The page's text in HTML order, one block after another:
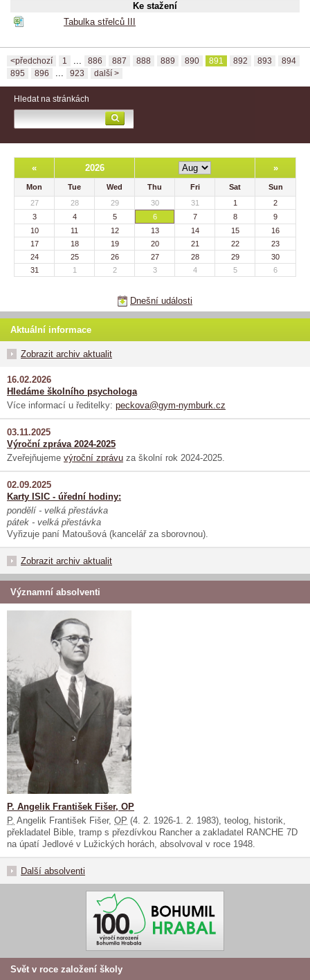
Ke stažení
Tabulka střelců III
<předchozí 1 ... 886 887 888 889 890 891 892 893
894
895
896 ... 923 další >
Hledat na stránkách
« 2026 »
Mon Tue Wed Thu Fri Sat
Sun
27
28 29 30 31 1
2
3
4 5 6 7 8
9
10
11 12 13 14 15
16
17
18 19 20 21 22
23
24
25 26 27 28 29
30
31
1 2 3 4 5 6
Dnešní události
Aktuální informace
Zobrazit archiv aktualit
16.02.2026
Hledáme školního psychologa
Více informací u ředitelky: peckova@gym-nymburk.cz
03.11.2025
Výroční zpráva 2024-2025
Zveřejňujeme výroční zprávu za školní rok 2024-2025.
02.09.2025
Karty ISIC - úřední hodiny:
pondělí - velká přestávka
pátek - velká přestávka
Vyřizuje paní Matoušová (kancelář za sborovnou).
Zobrazit archiv aktualit
Významní absolventi
P. Angelik František Fišer, OP
P. Angelik František Fišer, OP (4. 2. 1926-1. 2. 1983), teolog, historik,
překladatel Bible, tramp s přezdívkou Rancher a zakladatel RANCHE 7D
na úpatí Jedlové v Lužických horách, absolvoval v roce 1948.
Další absolventi
Svět v roce založení školy